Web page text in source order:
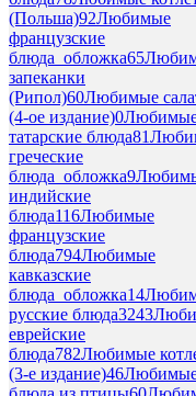
(Польша)92Любимые
французские
блюда_обложка65
запеканки
(Рипол)60Любимые
(4-ое издание)0
татарские блюда81
греческие
блюда_обложка9
индийские
блюда116Любимые
французские
блюда794Любимые
кавказские
блюда_обложка14
русские блюда3243
еврейские
блюда782Любимые
(3-е издание)46